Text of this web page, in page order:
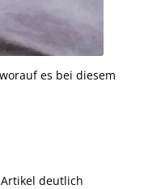
es bei diesem
deutlich